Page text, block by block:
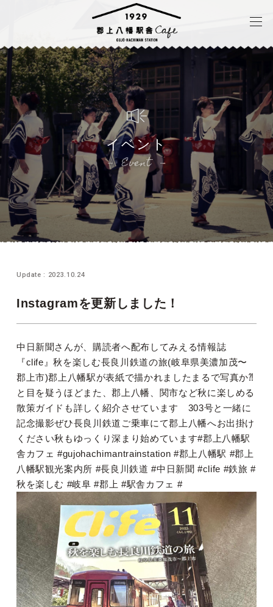
イベント
Event
Update : 2023.10.24
Instagramを更新しました！
中日新聞さんが、購読者へ配布してみえる情報誌
『clife』秋を楽しむ長良川鉄道の旅(岐阜県美濃加茂〜
郡上市)郡上八幡駅が表紙で描かれましたまるで写真か⁈
と目を疑うほどまた、郡上八幡、関市など秋に楽しめる
散策ガイドも詳しく紹介させています 303号と一緒に
記念撮影ぜひ長良川鉄道ご乗車にて郡上八幡へお出掛け
ください秋もゆっくり深まり始めています#郡上八幡駅
舎カフェ #gujohachimantrainstation #郡上八幡駅 #郡上
八幡駅観光案内所 #長良川鉄道 #中日新聞 #clife #鉄旅 #
秋を楽しむ #岐阜 #郡上 #駅舎カフェ #